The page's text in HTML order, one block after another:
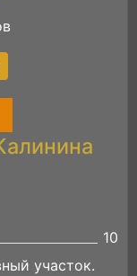
10
участок.